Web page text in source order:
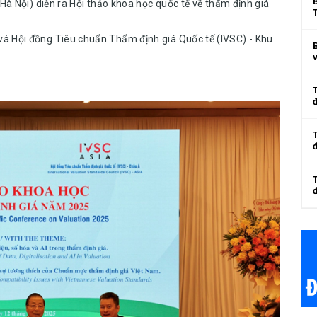
Nội) diễn ra Hội thảo khoa học quốc tế về thẩm định giá
Hội đồng Tiêu chuẩn Thẩm định giá Quốc tế (IVSC) - Khu